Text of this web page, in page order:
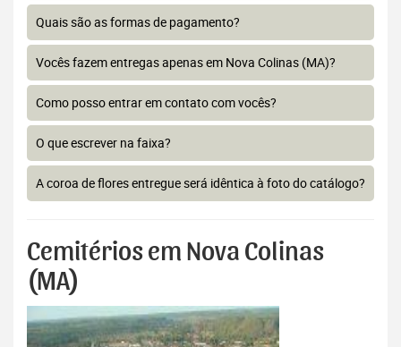
Quais são as formas de pagamento?
Vocês fazem entregas apenas em Nova Colinas (MA)?
Como posso entrar em contato com vocês?
O que escrever na faixa?
A coroa de flores entregue será idêntica à foto do catálogo?
Cemitérios em Nova Colinas
(MA)